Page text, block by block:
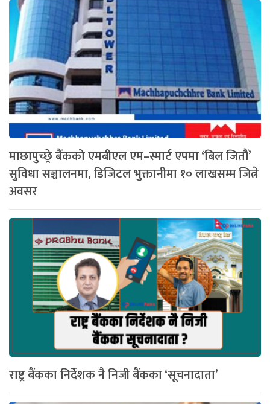
माछापुच्छ्रे बैंकको एमबीएल एम–स्मार्ट एपमा ‘बिल जितौं’
सुविधा सञ्चालनमा, डिजिटल भुक्तानीमा १० लाखसम्म जित्ने
अवसर
राष्ट्र बैंकका निर्देशक नै निजी बैंकका ‘सूचनादाता’